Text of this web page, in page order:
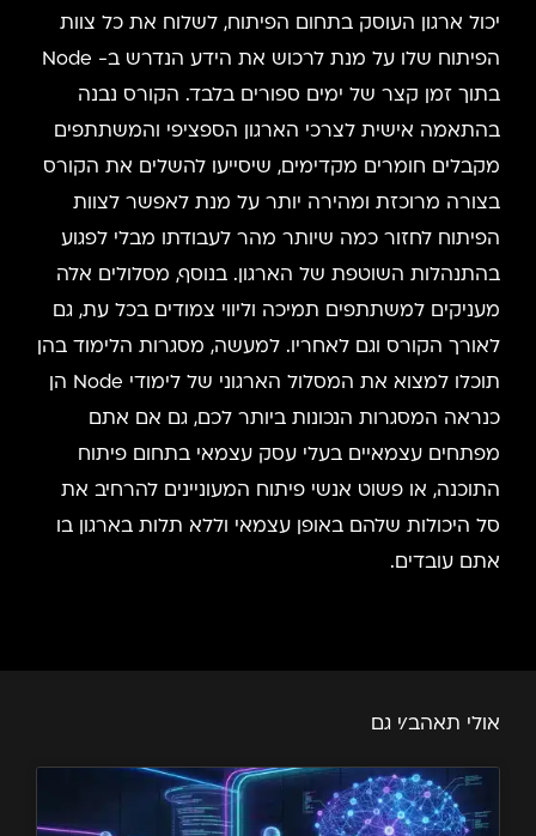
יכול ארגון העוסק בתחום הפיתוח, לשלוח את כל צוות
הפיתוח שלו על מנת לרכוש את הידע הנדרש ב- Node
בתוך זמן קצר של ימים ספורים בלבד. הקורס נבנה
בהתאמה אישית לצרכי הארגון הספציפי והמשתתפים
מקבלים חומרים מקדימים, שיסייעו להשלים את הקורס
בצורה מרוכזת ומהירה יותר על מנת לאפשר לצוות
הפיתוח לחזור כמה שיותר מהר לעבודתו מבלי לפגוע
בהתנהלות השוטפת של הארגון. בנוסף, מסלולים אלה
מעניקים למשתתפים תמיכה וליווי צמודים בכל עת, גם
לאורך הקורס וגם לאחריו. למעשה, מסגרות הלימוד בהן
תוכלו למצוא את המסלול הארגוני של לימודי Node הן
כנראה המסגרות הנכונות ביותר לכם, גם אם אתם
מפתחים עצמאיים בעלי עסק עצמאי בתחום פיתוח
התוכנה, או פשוט אנשי פיתוח המעוניינים להרחיב את
סל היכולות שלהם באופן עצמאי וללא תלות בארגון בו
אתם עובדים.
אולי תאהב/י גם